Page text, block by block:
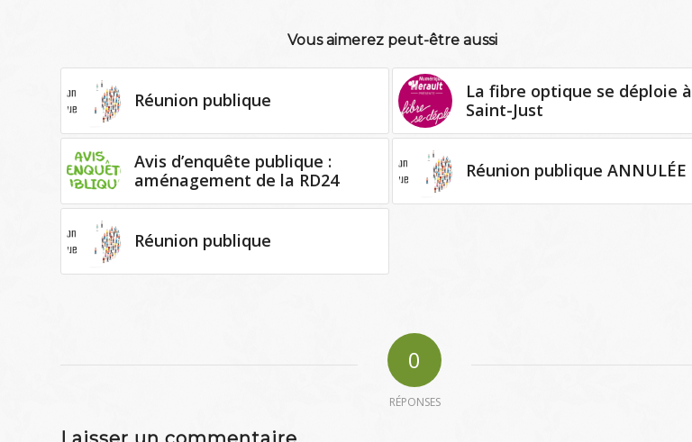
Vous aimerez peut-être aussi
Réunion publique
La fibre optique se déploie à
Saint-Just
Avis d’enquête publique :
aménagement de la RD24
Réunion publique ANNULÉE
Réunion publique
0
RÉPONSES